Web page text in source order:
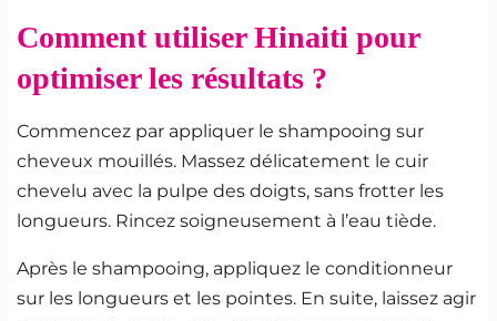
Comment utiliser Hinaiti pour
optimiser les résultats ?
Commencez par appliquer le shampooing sur
cheveux mouillés. Massez délicatement le cuir
chevelu avec la pulpe des doigts, sans frotter les
longueurs. Rincez soigneusement à l’eau tiède.
Après le shampooing, appliquez le conditionneur
sur les longueurs et les pointes. En suite, laissez agir